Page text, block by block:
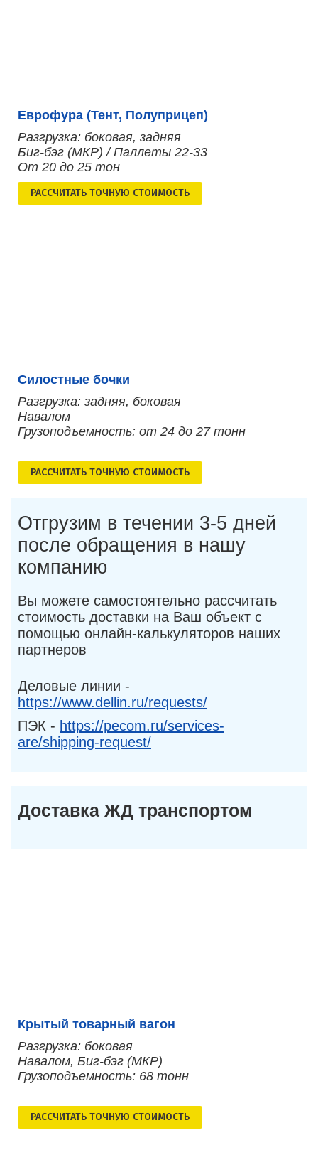
Еврофура (Тент, Полуприцеп)
Разгрузка: боковая, задняя
Биг-бэг (МКР) / Паллеты 22-33
От 20 до 25 тон
РАСCЧИТАТЬ ТОЧНУЮ СТОИМОСТЬ
Силостные бочки
Разгрузка: задняя, боковая
Навалом
Грузоподъемность: от 24 до 27 тонн
РАСCЧИТАТЬ ТОЧНУЮ СТОИМОСТЬ
Отгрузим в течении 3-5 дней
после обращения в нашу
компанию
Вы можете самостоятельно рассчитать
стоимость доставки на Ваш объект с
помощью онлайн-калькуляторов наших
партнеров
Деловые линии -
https://www.dellin.ru/requests/
ПЭК - https://pecom.ru/services-
are/shipping-request/
Доставка ЖД транспортом
Крытый товарный вагон
Разгрузка: боковая
Навалом, Биг-бэг (МКР)
Грузоподъемность: 68 тонн
РАСCЧИТАТЬ ТОЧНУЮ СТОИМОСТЬ